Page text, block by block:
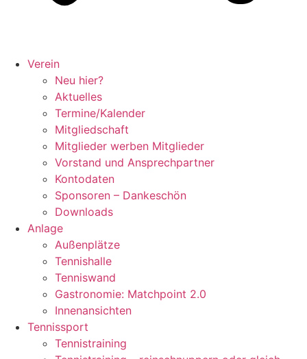
Verein
Neu hier?
Aktuelles
Termine/Kalender
Mitgliedschaft
Mitglieder werben Mitglieder
Vorstand und Ansprechpartner
Kontodaten
Sponsoren – Dankeschön
Downloads
Anlage
Außenplätze
Tennishalle
Tenniswand
Gastronomie: Matchpoint 2.0
Innenansichten
Tennissport
Tennistraining